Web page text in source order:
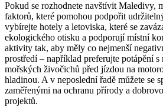
Pokud se rozhodnete ⁤navštívit Maledivy,
faktorů, které pomohou podpořit
vybírejte hotely⁢ a letoviska, které ‌se​
ekologického otisku ​a ‌podporují místní
aktivity tak, ‌aby měly co nejmenší
prostředí – například preferujte potápění s
mořských živočichů před jízdou ⁢na
hladinou. A v​ neposlední řadě můžete se
zaměřenými ⁤na ochranu⁤ přírody a
projektů.